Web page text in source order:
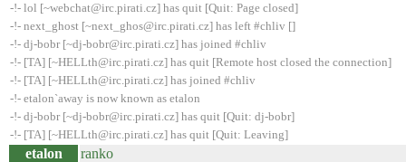
-!- lol [~webchat@irc.pirati.cz] has quit [Quit: Page closed]
-!- next_ghost [~next_ghos@irc.pirati.cz] has left #chliv []
-!- dj-bobr [~dj-bobr@irc.pirati.cz] has joined #chliv
-!- [TA] [~HELLth@irc.pirati.cz] has quit [Remote host closed the connection]
-!- [TA] [~HELLth@irc.pirati.cz] has joined #chliv
-!- etalon`away is now known as etalon
-!- dj-bobr [~dj-bobr@irc.pirati.cz] has quit [Quit: dj-bobr]
-!- [TA] [~HELLth@irc.pirati.cz] has quit [Quit: Leaving]
etalon
ranko